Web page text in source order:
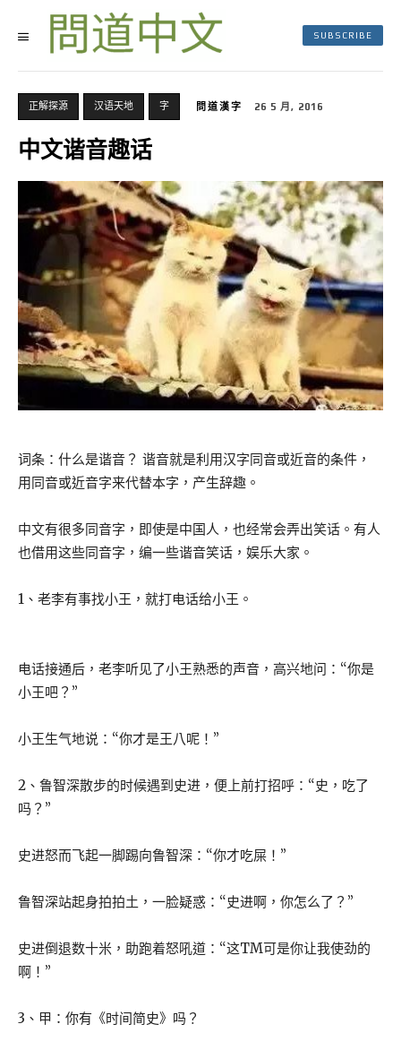
SUBSCRIBE
正解探源 汉语天地 字 問道漢字 26 5 月, 2016
中文谐音趣话
词条：什么是谐音？ 谐音就是利用汉字同音或近音的条件，
用同音或近音字来代替本字，产生辞趣。
中文有很多同音字，即使是中国人，也经常会弄出笑话。有人
也借用这些同音字，编一些谐音笑话，娱乐大家。
1、老李有事找小王，就打电话给小王。
电话接通后，老李听见了小王熟悉的声音，高兴地问：“你是
小王吧？”
小王生气地说：“你才是王八呢！”
2、鲁智深散步的时候遇到史进，便上前打招呼：“史，吃了
吗？”
史进怒而飞起一脚踢向鲁智深：“你才吃屎！”
鲁智深站起身拍拍土，一脸疑惑：“史进啊，你怎么了？”
史进倒退数十米，助跑着怒吼道：“这TM可是你让我使劲的
啊！”
3、甲：你有《时间简史》吗？